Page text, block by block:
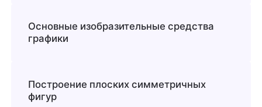
Основные изобразительные средства
графики
Построение плоских симметричных
фигур